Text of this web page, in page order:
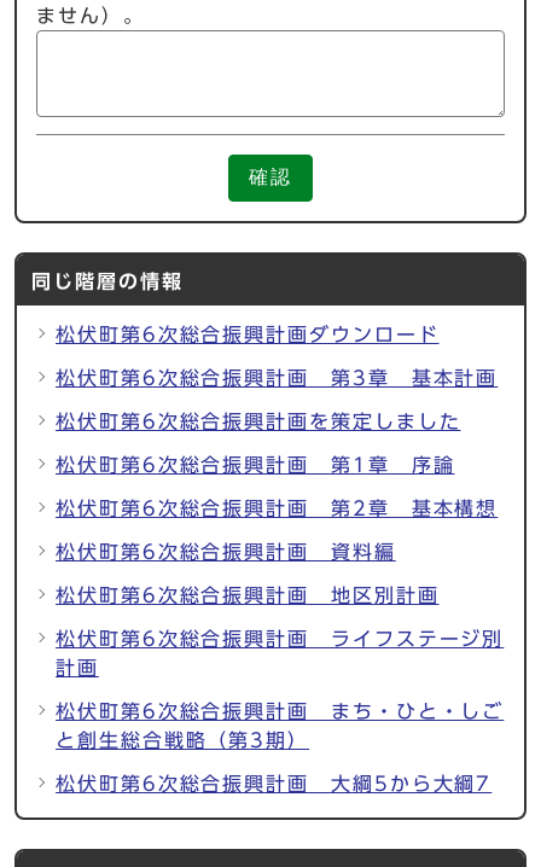
ません）。
確認
同じ階層の情報
松伏町第6次総合振興計画ダウンロード
松伏町第6次総合振興計画 第3章 基本計画
松伏町第6次総合振興計画を策定しました
松伏町第6次総合振興計画 第1章 序論
松伏町第6次総合振興計画 第2章 基本構想
松伏町第6次総合振興計画 資料編
松伏町第6次総合振興計画 地区別計画
松伏町第6次総合振興計画 ライフステージ別
計画
松伏町第6次総合振興計画 まち・ひと・しご
と創生総合戦略（第3期）
松伏町第6次総合振興計画 大綱5から大綱7